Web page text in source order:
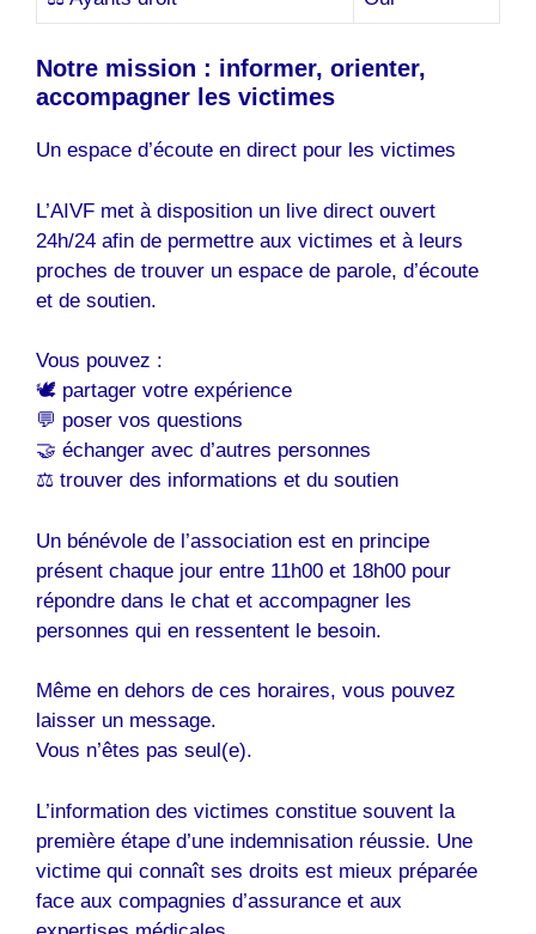
Notre mission : informer, orienter,
accompagner les victimes
Un espace d’écoute en direct pour les victimes
L’AIVF met à disposition un live direct ouvert
24h/24 afin de permettre aux victimes et à leurs
proches de trouver un espace de parole, d’écoute
et de soutien.
Vous pouvez :
🕊️ partager votre expérience
💬 poser vos questions
🤝 échanger avec d’autres personnes
⚖️ trouver des informations et du soutien
Un bénévole de l’association est en principe
présent chaque jour entre 11h00 et 18h00 pour
répondre dans le chat et accompagner les
personnes qui en ressentent le besoin.
Même en dehors de ces horaires, vous pouvez
laisser un message.
Vous n’êtes pas seul(e).
L’information des victimes constitue souvent la
première étape d’une indemnisation réussie. Une
victime qui connaît ses droits est mieux préparée
face aux compagnies d’assurance et aux